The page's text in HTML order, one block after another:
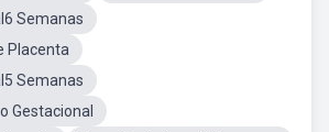
Semanas
Placenta
Semanas
Gestacional